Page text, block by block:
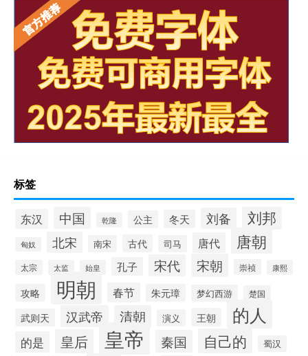
标签
东汉 中国 乾隆 公主 冬天 刘备 刘邦
匈奴 北宋 南宋 古代 司马 唐代 唐朝
太宗 太监 始皇 孔子 宋代 宋朝 崇祯 康熙
攻略 明朝 春节 朱元璋 梦幻西游 楚国
武则天 汉武帝 清朝 演义 王朝 的人
的是 皇后 皇帝 秦国 自己的 蜀汉